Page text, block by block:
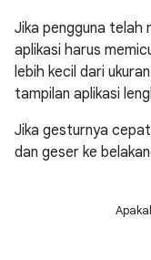
Jika pengguna telah
aplikasi harus
lebih kecil dari
tampilan aplikasi
Jika gesturnya
dan geser ke